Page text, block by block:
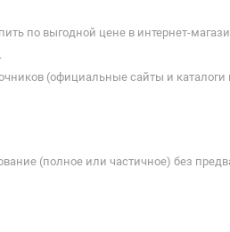
по выгодной цене в интернет-
(официальные сайты и
(полное или частичное) без